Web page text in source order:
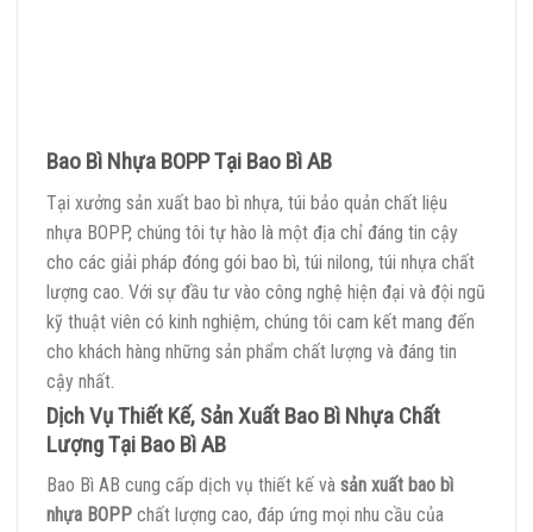
Bao Bì Nhựa BOPP Tại Bao Bì AB
Tại xưởng sản xuất bao bì nhựa, túi bảo quản chất liệu
nhựa BOPP, chúng tôi tự hào là một địa chỉ đáng tin cậy
cho các giải pháp đóng gói bao bì, túi nilong, túi nhựa chất
lượng cao. Với sự đầu tư vào công nghệ hiện đại và đội ngũ
kỹ thuật viên có kinh nghiệm, chúng tôi cam kết mang đến
cho khách hàng những sản phẩm chất lượng và đáng tin
cậy nhất.
Dịch Vụ Thiết Kế, Sản Xuất Bao Bì Nhựa Chất
Lượng Tại Bao Bì AB
Bao Bì AB cung cấp dịch vụ thiết kế và sản xuất bao bì
nhựa BOPP chất lượng cao, đáp ứng mọi nhu cầu của